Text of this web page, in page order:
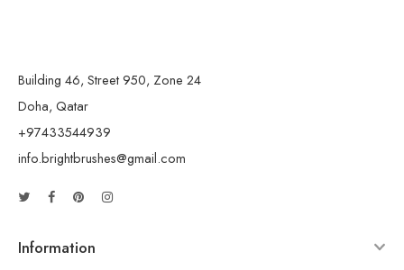
Building 46, Street 950, Zone 24
Doha, Qatar
+97433544939
info.brightbrushes@gmail.com
Information